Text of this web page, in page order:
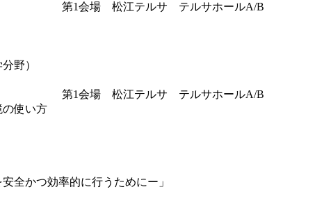
第1会場 松江テルサ テルサホールA/B
野）
第1会場 松江テルサ テルサホールA/B
の使い方
全かつ効率的に行うためにー」